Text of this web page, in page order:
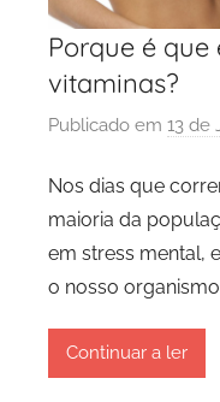
Porque é
vitaminas?
Publicado em 13 de
Nos dias que
maioria da
em stress mental,
o nosso
Continuar a ler